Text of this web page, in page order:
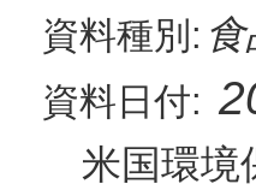
資料種別:
資料日付:
米国環境